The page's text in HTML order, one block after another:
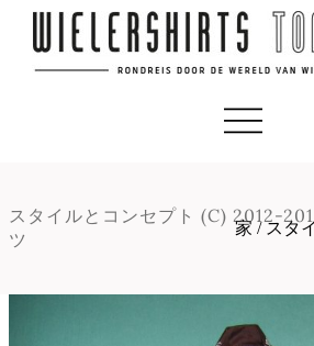
スタイルとコンセプト (C) 2012-
ツ
家 /スタ